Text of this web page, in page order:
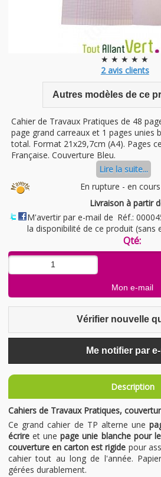
★ ★ ★ ★ ★
2avis clients
Autres modèles de ce
Cahier de Travaux Pratiques de 48
page grand carreaux et 1 pages unies
total. Format 21x29,7cm (A4). Pages
Française. Couverture Bleu.
Lire la suite...
En rupture - en
Livraison à partir
Réf.:
M'avertir par e-mail de
la disponibilité de ce produit (sans
Qté:
Vérifier nouvelle
Me notifier par e-
Description
Cahiers de Travaux Pratiques,
Ce grand cahier de TP alterne une
écrire et unepage unie blanche pour
couverture en carton est rigide pour
cahier tout au long de l'année.
gérées durablement.